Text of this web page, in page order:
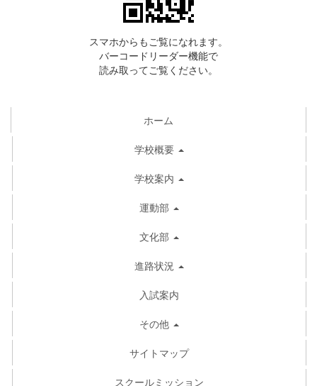
スマホからもご覧になれます。
バーコードリーダー機能で
読み取ってご覧ください。
ホーム
学校概要
学校案内
運動部
文化部
進路状況
入試案内
その他
サイトマップ
スクールミッション